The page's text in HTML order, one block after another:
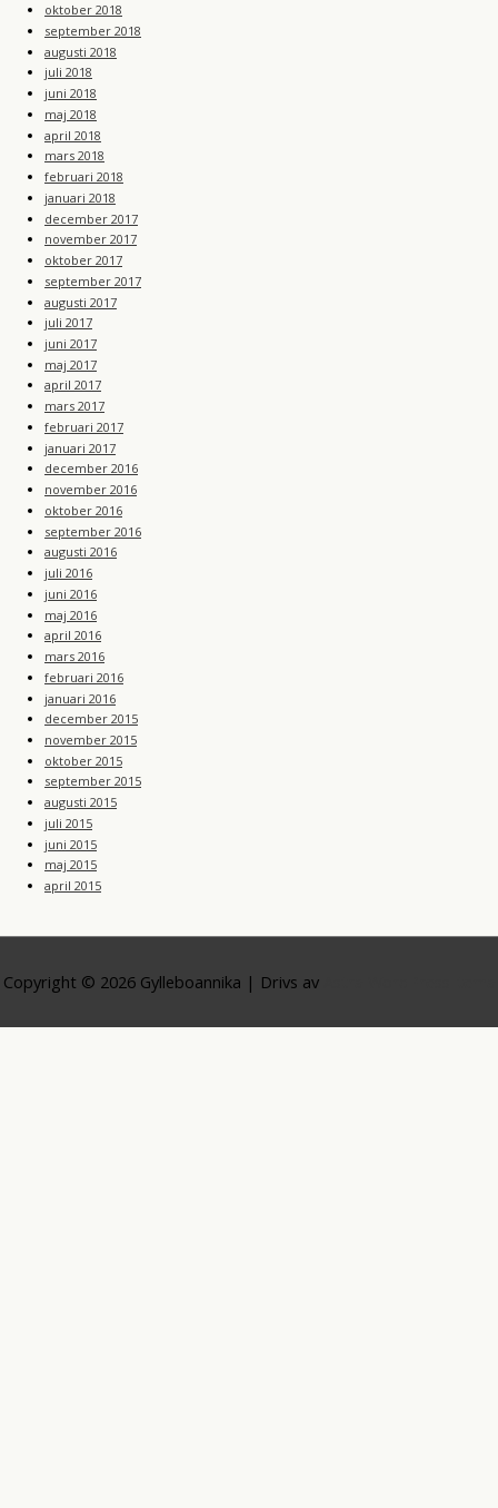
oktober 2018
september 2018
augusti 2018
juli 2018
juni 2018
maj 2018
april 2018
mars 2018
februari 2018
januari 2018
december 2017
november 2017
oktober 2017
september 2017
augusti 2017
juli 2017
juni 2017
maj 2017
april 2017
mars 2017
februari 2017
januari 2017
december 2016
november 2016
oktober 2016
september 2016
augusti 2016
juli 2016
juni 2016
maj 2016
april 2016
mars 2016
februari 2016
januari 2016
december 2015
november 2015
oktober 2015
september 2015
augusti 2015
juli 2015
juni 2015
maj 2015
april 2015
Copyright © 2026 Gylleboannika | Drivs av